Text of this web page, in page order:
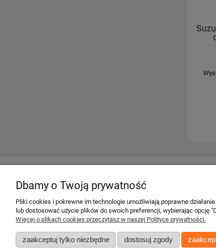
Twoje zamówienia
Ustawienia konta
Przechowalnia
Darmowa
Gwarancje
Zwroty i
Zgłoś zwrot
Dbamy o Twoją prywatność
Pliki cookies i pokrewne im technologie umożliwiają poprawne
lub dostosować użycie plików do swoich preferencji, wybierając opcję
Więcej o plikach cookies przeczytasz w naszej Polityce prywatności.
zaakceptuj tylko niezbędne dostosuj zgody